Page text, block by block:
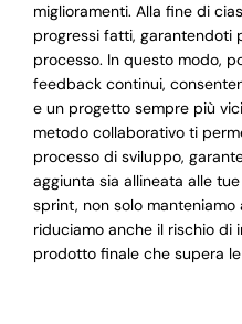
miglioramenti. Alla fine di
progressi fatti, garantendoti
processo. In questo modo,
feedback continui,
e un progetto sempre più
metodo collaborativo ti
processo di sviluppo,
aggiunta sia allineata alle
sprint, non solo
riduciamo anche il rischio di
prodotto finale che supera